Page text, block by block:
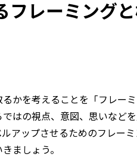
フレーミング
かを考えることを「フレー
はの視点、意図、思いなど
アップさせるためのフレー
ましょう。